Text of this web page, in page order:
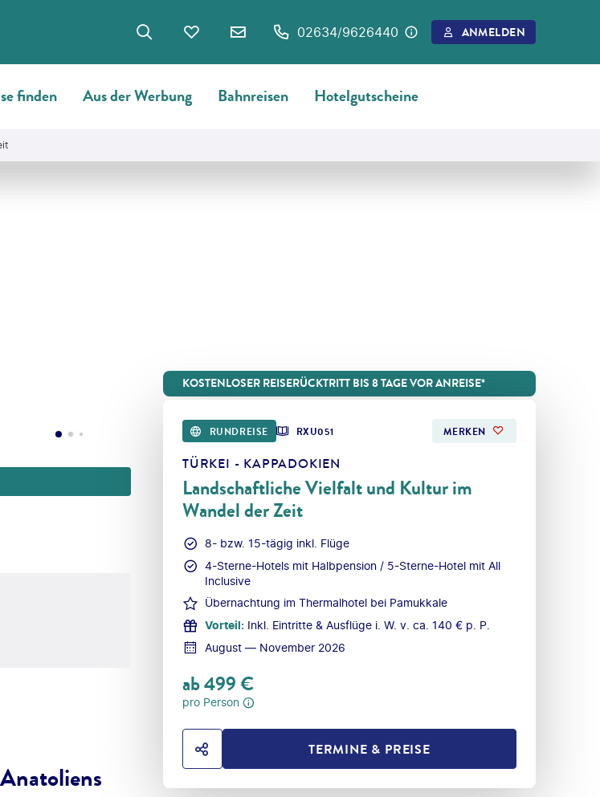
02634/9626440 ANMELDEN
finden Aus der Werbung Bahnreisen Hotelgutscheine
KOSTENLOSER REISERÜCKTRITT BIS 8 TAGE VOR ANREISE*
RUNDREISE RXU051 MERKEN
TÜRKEI - KAPPADOKIEN
Landschaftliche Vielfalt und Kultur im
Wandel der Zeit
8- bzw. 15-tägig inkl. Flüge
4-Sterne-Hotels mit Halbpension / 5-Sterne-Hotel mit All
Inclusive
Übernachtung im Thermalhotel bei Pamukkale
Vorteil: Inkl. Eintritte & Ausflüge i. W. v. ca. 140 € p. P.
August — November 2026
ab499€
pro Person
TERMINE & PREISE